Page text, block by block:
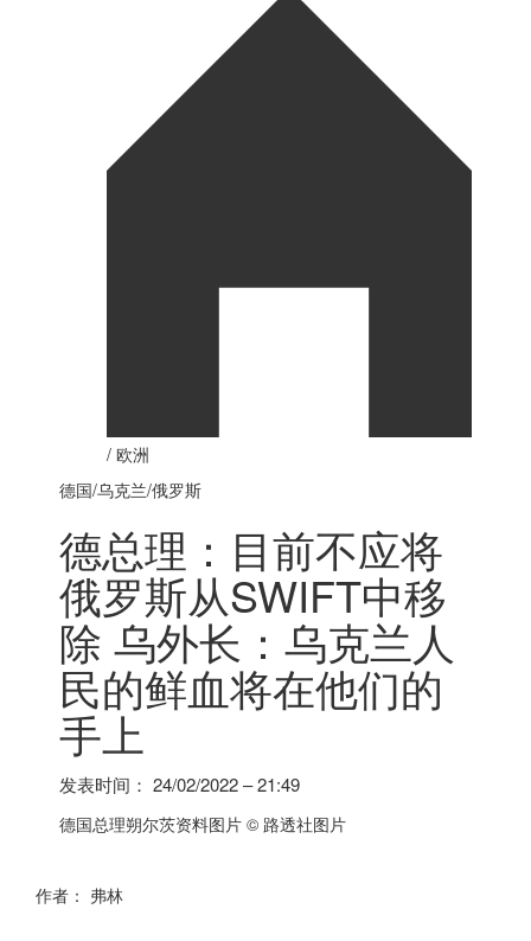
/ 欧洲
德国/乌克兰/俄罗斯
德总理：目前不应将
俄罗斯从SWIFT中移
除 乌外长：乌克兰人
民的鲜血将在他们的
手上
发表时间： 24/02/2022 – 21:49
德国总理朔尔茨资料图片 © 路透社图片
作者： 弗林